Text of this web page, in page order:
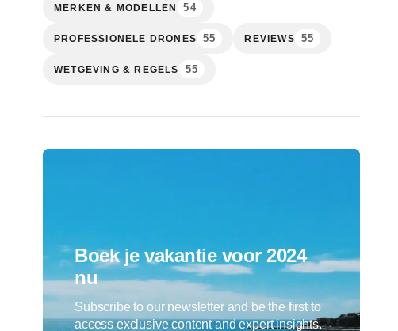
MERKEN & MODELLEN 54
PROFESSIONELE DRONES 55 REVIEWS 55
WETGEVING & REGELS 55
Boek je vakantie voor 2024
nu
Subscribe to our newsletter and be the first to
access exclusive content and expert insights.